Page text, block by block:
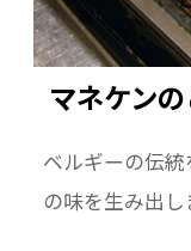
マネケン
ベルギーの伝
の味を生み出し